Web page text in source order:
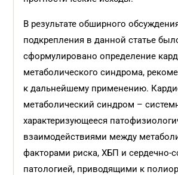
В результате обширного
подкрепления в данной статье
сформулировано определение
метаболического синдрома,
к дальнейшему применению.
метаболический синдром –
характеризующееся
взаимодействиями между
факторами риска, ХБП и сердечно-
патологией, приводящими к